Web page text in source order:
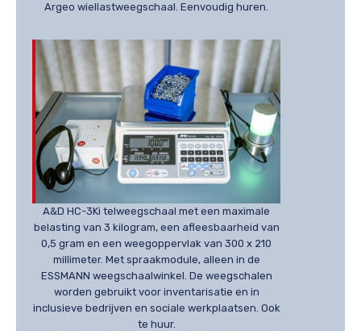
Argeo wiellastweegschaal. Eenvoudig huren.
A&D HC-3Ki telweegschaal met een maximale
belasting van 3 kilogram, een afleesbaarheid van
0,5 gram en een weegoppervlak van 300 x 210
millimeter. Met spraakmodule, alleen in de
ESSMANN weegschaalwinkel. De weegschalen
worden gebruikt voor inventarisatie en in
inclusieve bedrijven en sociale werkplaatsen. Ook
te huur.